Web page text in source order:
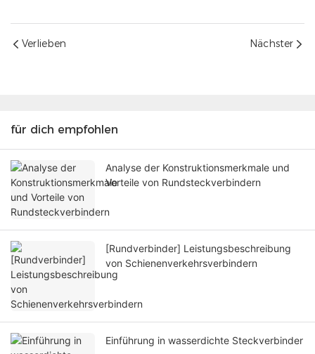
Verlieben Nächster
für dich empfohlen
Analyse der Konstruktionsmerkmale und
Vorteile von Rundsteckverbindern
[Rundverbinder] Leistungsbeschreibung
von Schienenverkehrsverbindern
Einführung in wasserdichte Steckverbinder